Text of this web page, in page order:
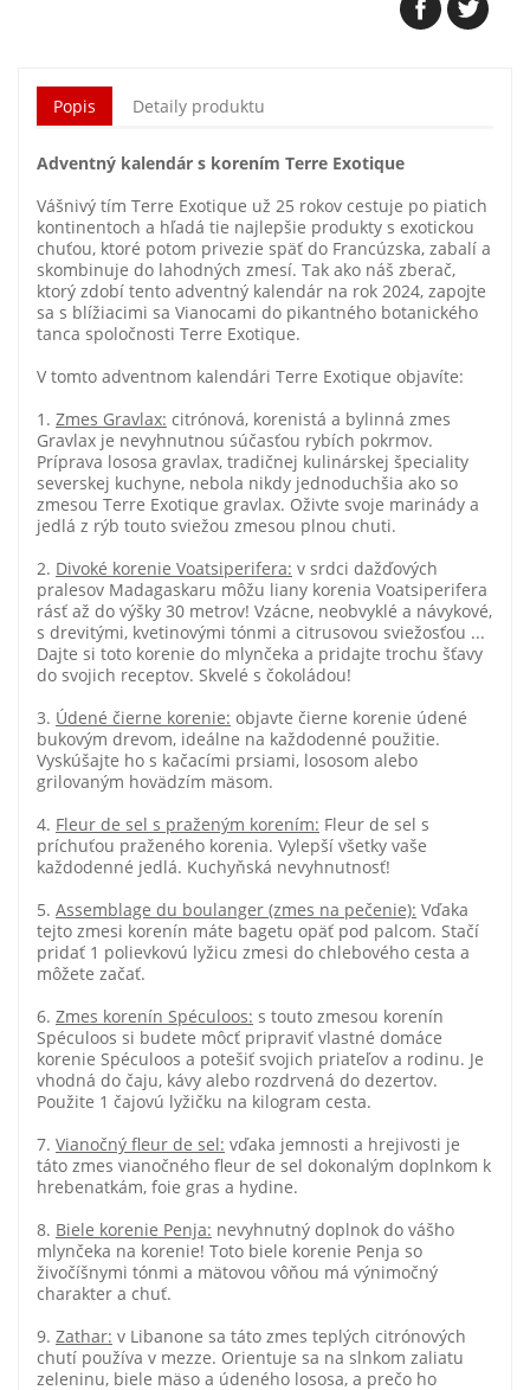
Popis Detaily produktu
Adventný kalendár s korením Terre Exotique
Vášnivý tím Terre Exotique už 25 rokov cestuje po piatich
kontinentoch a hľadá tie najlepšie produkty s exotickou
chuťou, ktoré potom privezie späť do Francúzska, zabalí a
skombinuje do lahodných zmesí. Tak ako náš zberač,
ktorý zdobí tento adventný kalendár na rok 2024, zapojte
sa s blížiacimi sa Vianocami do pikantného botanického
tanca spoločnosti Terre Exotique.
V tomto adventnom kalendári Terre Exotique objavíte:
1. Zmes Gravlax: citrónová, korenistá a bylinná zmes
Gravlax je nevyhnutnou súčasťou rybích pokrmov.
Príprava lososa gravlax, tradičnej kulinárskej špeciality
severskej kuchyne, nebola nikdy jednoduchšia ako so
zmesou Terre Exotique gravlax. Oživte svoje marinády a
jedlá z rýb touto sviežou zmesou plnou chuti.
2. Divoké korenie Voatsiperifera: v srdci dažďových
pralesov Madagaskaru môžu liany korenia Voatsiperifera
rásť až do výšky 30 metrov! Vzácne, neobvyklé a návykové,
s drevitými, kvetinovými tónmi a citrusovou sviežosťou ...
Dajte si toto korenie do mlynčeka a pridajte trochu šťavy
do svojich receptov. Skvelé s čokoládou!
3. Údené čierne korenie: objavte čierne korenie údené
bukovým drevom, ideálne na každodenné použitie.
Vyskúšajte ho s kačacími prsiami, lososom alebo
grilovaným hovädzím mäsom.
4. Fleur de sel s praženým korením: Fleur de sel s
príchuťou praženého korenia. Vylepší všetky vaše
každodenné jedlá. Kuchyňská nevyhnutnosť!
5. Assemblage du boulanger (zmes na pečenie): Vďaka
tejto zmesi korenín máte bagetu opäť pod palcom. Stačí
pridať 1 polievkovú lyžicu zmesi do chlebového cesta a
môžete začať.
6. Zmes korenín Spéculoos: s touto zmesou korenín
Spéculoos si budete môcť pripraviť vlastné domáce
korenie Spéculoos a potešiť svojich priateľov a rodinu. Je
vhodná do čaju, kávy alebo rozdrvená do dezertov.
Použite 1 čajovú lyžičku na kilogram cesta.
7. Vianočný fleur de sel: vďaka jemnosti a hrejivosti je
táto zmes vianočného fleur de sel dokonalým doplnkom k
hrebenatkám, foie gras a hydine.
8. Biele korenie Penja: nevyhnutný doplnok do vášho
mlynčeka na korenie! Toto biele korenie Penja so
živočíšnymi tónmi a mätovou vôňou má výnimočný
charakter a chuť.
9. Zathar: v Libanone sa táto zmes teplých citrónových
chutí používa v mezze. Orientuje sa na slnkom zaliatu
zeleninu, biele mäso a údeného lososa, a prečo ho